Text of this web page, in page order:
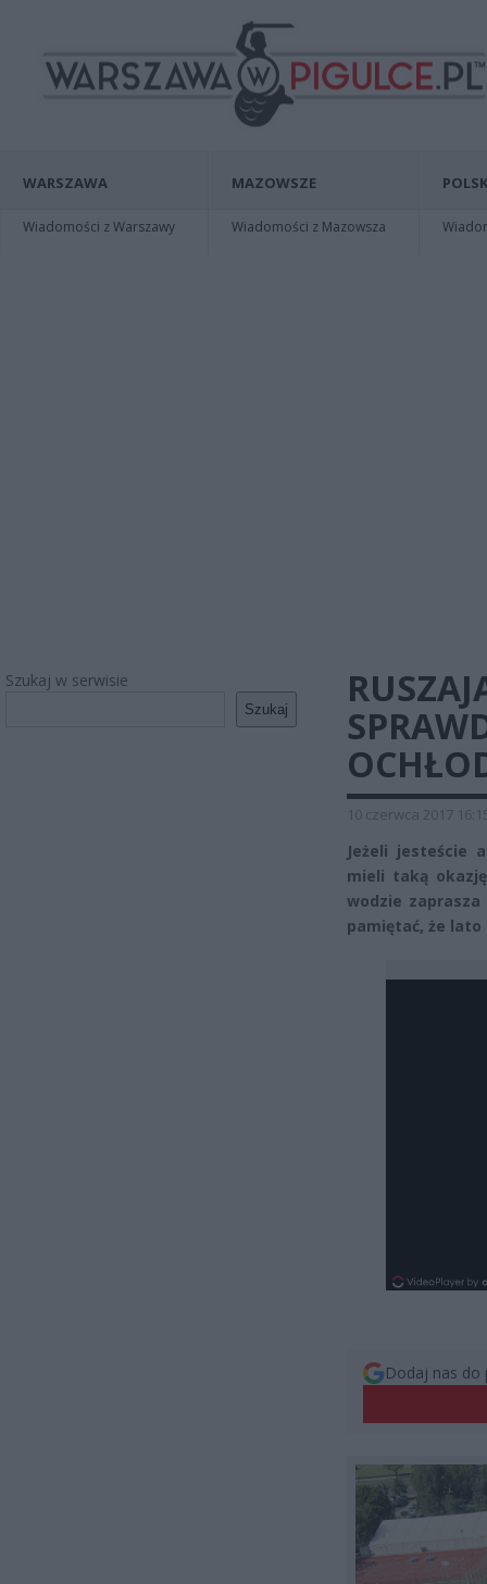
WARSZAWA
Wiadomości z Warszawy
MAZOWSZE
Wiadomości z Mazowsza
Szukaj w serwisie
Szukaj
10 czerwca 2017
Jeżeli jesteście
mieli taką
wodzie
pamiętać, że
Dodaj nas do